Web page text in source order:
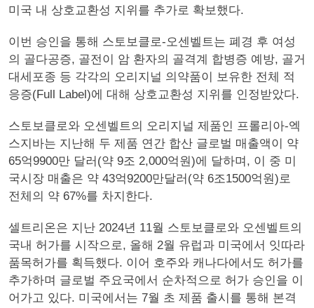
미국 내 상호교환성 지위를 추가로 확보했다.
이번 승인을 통해 스토보클로-오센벨트는 폐경 후 여성
의 골다공증, 골전이 암 환자의 골격계 합병증 예방, 골거
대세포종 등 각각의 오리지널 의약품이 보유한 전체 적
응증(Full Label)에 대해 상호교환성 지위를 인정받았다.
스토보클로와 오센벨트의 오리지널 제품인 프롤리아-엑
스지바는 지난해 두 제품 연간 합산 글로벌 매출액이 약
65억9900만 달러(약 9조 2,000억원)에 달하며, 이 중 미
국시장 매출은 약 43억9200만달러(약 6조1500억원)로
전체의 약 67%를 차지한다.
셀트리온은 지난 2024년 11월 스토보클로와 오센벨트의
국내 허가를 시작으로, 올해 2월 유럽과 미국에서 잇따라
품목허가를 획득했다. 이어 호주와 캐나다에서도 허가를
추가하며 글로벌 주요국에서 순차적으로 허가 승인을 이
어가고 있다. 미국에서는 7월 초 제품 출시를 통해 본격